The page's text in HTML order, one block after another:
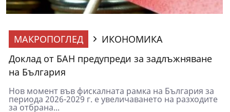
МАКРОПОГЛЕД
ИКОНОМИКА
Доклад от БАН предупреди за задлъжняване
на България
Нов момент във фискалната рамка на България за
периода 2026-2029 г. е увеличаването на разходите
за отбрана...